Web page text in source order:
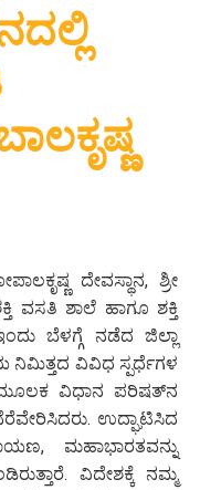
ದೇವಸ್ಥಾನ, ಶ್ರೀ
ವಸತಿ ಶಾಲೆ ಹಾಗೂ ಶಕ್ತಿ
ಬೆಳಗ್ಗೆ ನಡೆದ ಜಿಲ್ಲಾ
ನಿಮಿತ್ತದ ವಿವಿಧ ಸ್ಪರ್ಧೆಗಳ
ಮೂಲಕ ವಿಧಾನ ಪರಿಷತ್‌ನ
ಉದ್ಘಾಟಿಸಿದ
ಮಹಾಭಾರತವನ್ನು
ವಿದೇಶಕ್ಕೆ ನಮ್ಮ